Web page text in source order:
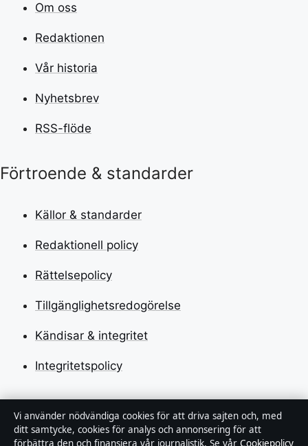
Om oss
Redaktionen
Vår historia
Nyhetsbrev
RSS-flöde
Förtroende & standarder
Källor & standarder
Redaktionell policy
Rättelsepolicy
Tillgänglighetsredogörelse
Kändisar & integritet
Integritetspolicy
Om Tidsmagasinet i korthet
Vi använder nödvändiga cookies för att driva sajten och, med
ditt samtycke, cookies för analys och annonsering för att
förbättra den och finansiera vår journalistik. Se vår Cookiepolicy